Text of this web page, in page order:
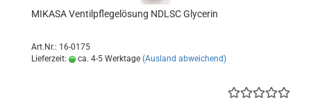
MIKASA Ventilpflegelösung NDLSC Glycerin
Art.Nr.: 16-0175
Lieferzeit:
ca. 4-5 Werktage (Ausland abweichend)